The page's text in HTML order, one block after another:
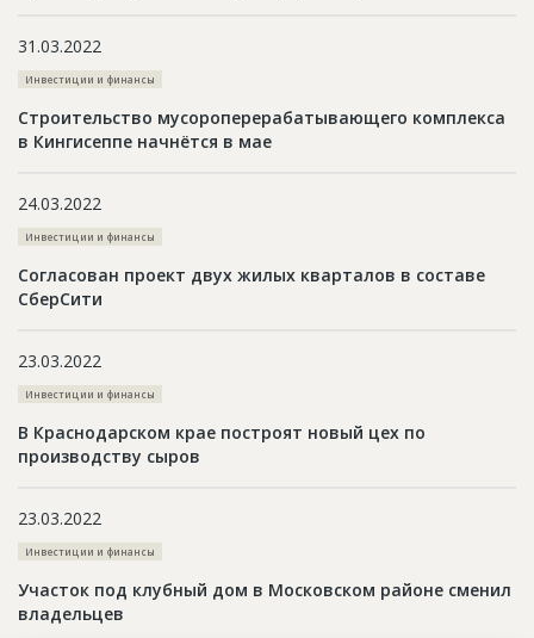
31.03.2022
Инвестиции и финансы
Строительство мусороперерабатывающего комплекса
в Кингисеппе начнётся в мае
24.03.2022
Инвестиции и финансы
Согласован проект двух жилых кварталов в составе
СберСити
23.03.2022
Инвестиции и финансы
В Краснодарском крае построят новый цех по
производству сыров
23.03.2022
Инвестиции и финансы
Участок под клубный дом в Московском районе сменил
владельцев